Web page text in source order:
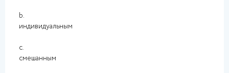
b.
индивидуальным
c.
смешанным